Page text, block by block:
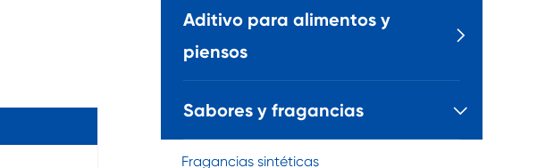
Aditivo para alimentos y
piensos

Sabores y fragancias 
Fragancias sintéticas